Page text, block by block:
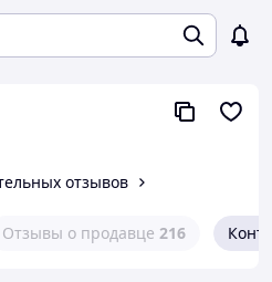
отзывов
Отзывы о продавце 216